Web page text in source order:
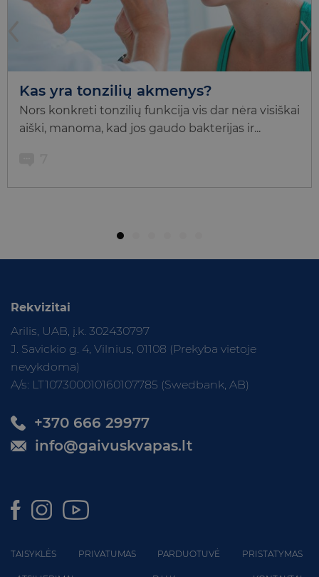
Kas yra tonzilių akmenys?
Nors konkreti tonzilių funkcija vis dar nėra visiškai
aiški, manoma, kad jos gaudo bakterijas ir...
Rekvizitai
Arilis, UAB, į.k. 302430797
J. Savickio g. 4, Vilnius, 01108 (Prekyba vietoje
nevykdoma)
A/s: LT107300010160107785 (Swedbank, AB)
+370 666 29977
info@gaivuskvapas.lt
TAISYKLĖS PRIVATUMAS PARDUOTUVĖ PRISTATYMAS